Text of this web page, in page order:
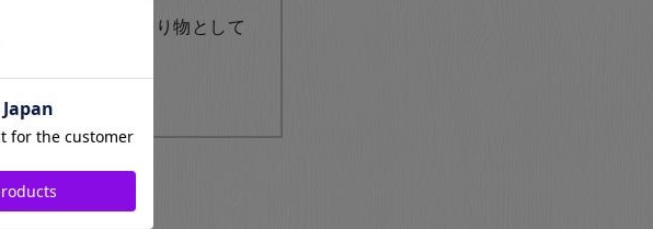
など特別な日の贈り物として
箸に名前を入れて